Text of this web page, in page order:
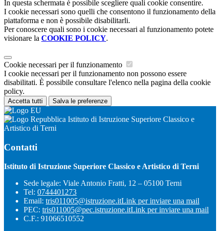
In questa schermata è possibile scegliere quali cookie consentire.
I cookie necessari sono quelli che consentono il funzionamento della
piattaforma e non è possibile disabilitarli.
Per conoscere quali sono i cookie necessari al funzionamento potete
visionare la COOKIE POLICY.
Cookie necessari per il funzionamento
I cookie necessari per il funzionamento non possono essere
disabilitati. È possibile consultare l'elenco nella pagina della cookie
policy.
Accetta tutti Salva le preferenze
Istituto di Istruzione Superiore Classico e
Artistico di Terni
Contatti
Istituto di Istruzione Superiore Classico e Artistico di Terni
Sede legale: Viale Antonio Fratti, 12 – 05100 Terni
Tel: 0744401273
Email: tris011005@istruzione.itLink per inviare una mail
PEC: tris011005@pec.istruzione.itLink per inviare una mail
C.F.: 91066510552